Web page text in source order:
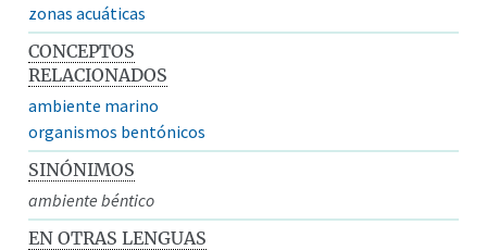
zonas acuáticas
CONCEPTOS
RELACIONADOS
ambiente marino
organismos bentónicos
SINÓNIMOS
ambiente béntico
EN OTRAS LENGUAS